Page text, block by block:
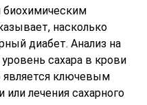
биохимическим
насколько
диабет. Анализ на
сахара в крови
является ключевым
или лечения сахарного